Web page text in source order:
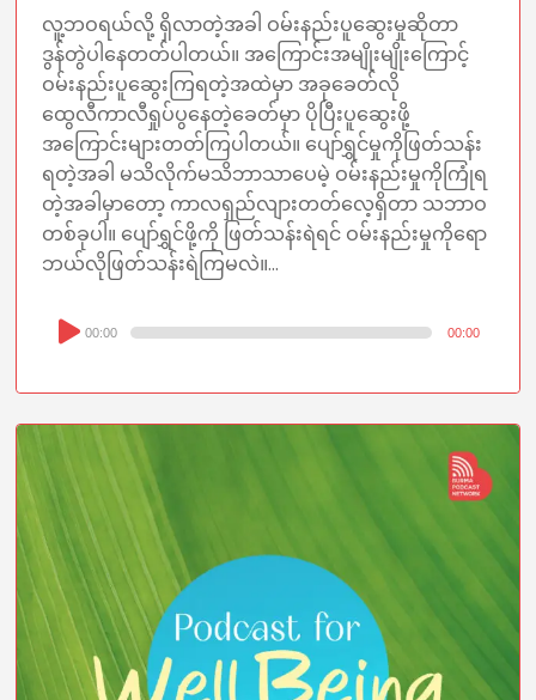
လူ့ဘဝရယ်လို့ ရှိလာတဲ့အခါ ဝမ်းနည်းပူဆွေးမှုဆိုတာ
ဒွန်တွဲပါနေတတ်ပါတယ်။ အကြောင်းအမျိုးမျိုးကြောင့်
ဝမ်းနည်းပူဆွေးကြရတဲ့အထဲမှာ အခုခေတ်လို
ထွေလီကာလီရှုပ်ပွနေတဲ့ခေတ်မှာ ပိုပြီးပူဆွေးဖို့
အကြောင်းများတတ်ကြပါတယ်။ ပျော်ရွှင်မှုကိုဖြတ်သန်း
ရတဲ့အခါ မသိလိုက်မသိဘာသာပေမဲ့ ဝမ်းနည်းမှုကိုကြုံရ
တဲ့အခါမှာတော့ ကာလရှည်လျားတတ်လေ့ရှိတာ သဘာဝ
တစ်ခုပါ။ ပျော်ရွှင်ဖို့ကို ဖြတ်သန်းရဲရင် ဝမ်းနည်းမှုကိုရော
ဘယ်လိုဖြတ်သန်းရဲကြမလဲ။...
Audio
Player
00:00 00:00